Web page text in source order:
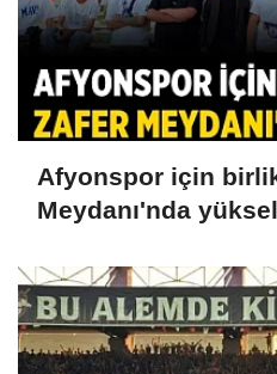
Afyonspor için
Meydanı'nda